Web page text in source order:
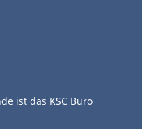
ist das KSC Büro